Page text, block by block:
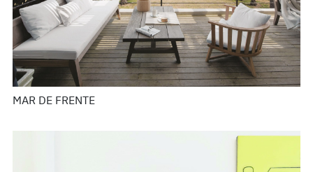
MAR DE FRENTE